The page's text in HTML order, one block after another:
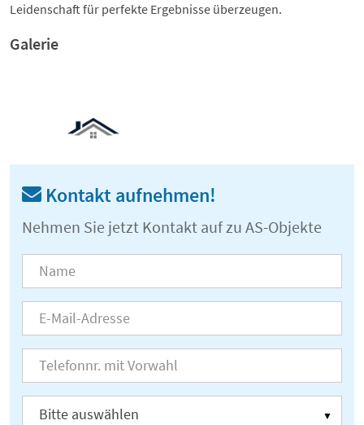
Leidenschaft für perfekte Ergebnisse überzeugen.
Galerie
Kontakt aufnehmen!
Nehmen Sie jetzt Kontakt auf zu AS-Objekte